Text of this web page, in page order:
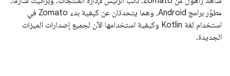
مطوّر برامج Android، وهما يتحدثان عن كيفية بدء Zomato في
استخدام لغة Kotlin وكيفية استخدامها الآن لجميع إصدارات الميزات
الجديدة.